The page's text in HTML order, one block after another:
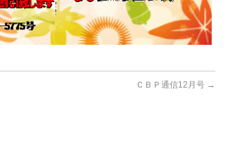
ＣＢＰ通信12月号 →